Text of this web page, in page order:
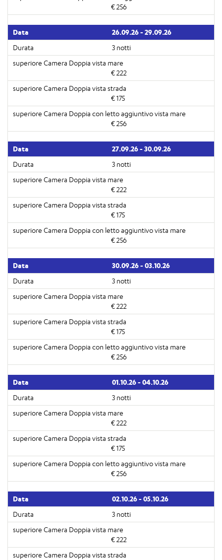
€ 256
26.09.26 - 29.09.26
3 notti
€ 222
€ 175
€ 256
27.09.26 - 30.09.26
3 notti
€ 222
€ 175
€ 256
30.09.26 - 03.10.26
3 notti
€ 222
€ 175
€ 256
01.10.26 - 04.10.26
3 notti
€ 222
€ 175
€ 256
02.10.26 - 05.10.26
3 notti
€ 222